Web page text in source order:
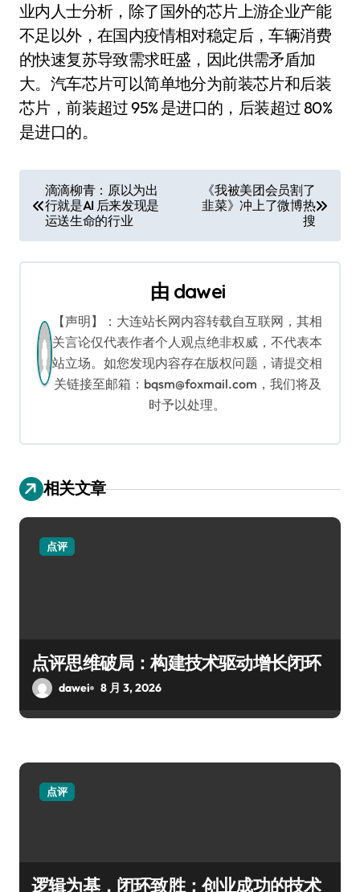
业内人士分析，除了国外的芯片上游企业产能
不足以外，在国内疫情相对稳定后，车辆消费
的快速复苏导致需求旺盛，因此供需矛盾加
大。汽车芯片可以简单地分为前装芯片和后装
芯片，前装超过 95% 是进口的，后装超过 80%
是进口的。
章
导
滴滴柳青：原以为出
行就是AI 后来发现是
运送生命的行业
《我被美团会员割了
韭菜》冲上了微博热
搜
由 dawei
【声明】：大连站长网内容转载自互联网，其相
关言论仅代表作者个人观点绝非权威，不代表本
站立场。如您发现内容存在版权问题，请提交相
关链接至邮箱：bqsm@foxmail.com，我们将及
时予以处理。
相关文章
点评
点评思维破局：构建技术驱动增长闭环
dawei 8 月 3, 2026
点评
逻辑为基，闭环致胜：创业成功的技术